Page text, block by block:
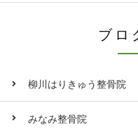
ブロ
柳川はりきゅう整骨院
みなみ整骨院